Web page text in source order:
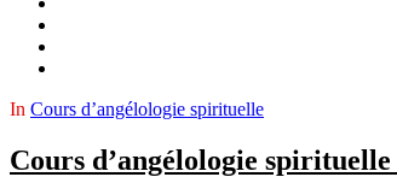
In Cours d’angélologie spirituelle
Cours d’angélologie